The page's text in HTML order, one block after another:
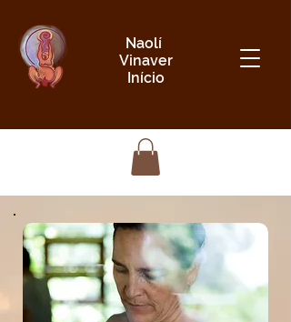
Naolí
Vinaver
Início